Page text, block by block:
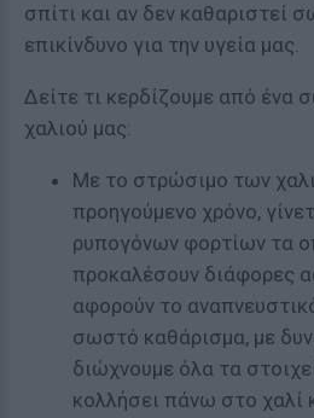
σπίτι και αν δεν καθαριστεί
επικίνδυνο για την υγεία μας.
Δείτε τι κερδίζουμε από ένα
χαλιού μας:
Με το στρώσιμο των
προηγούμενο χρόνο,
ρυπογόνων φορτίων τα
προκαλέσουν διάφορες
αφορούν το
σωστό καθάρισμα, με
διώχνουμε όλα τα
κολλήσει πάνω στο χαλί